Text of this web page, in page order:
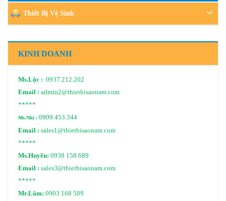
Thiết Bị Vệ Sinh
KINH DOANH
Ms.Lộc : 0937.212.202
Email : admin2@thietbisaonam.com
*****
Ms.Nhi : 0909.453.344
Email : sales1@thietbisaonam.com
*****
Ms.Huyền: 0938 158 689
Email : sales3@thietbisaonam.com
*****
Mr.Lâm: 0903 168 589